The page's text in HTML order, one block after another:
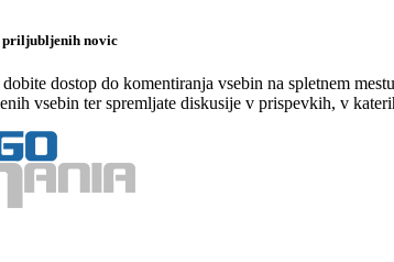
priljubljenih novic
dostop do komentiranja vsebin na spletnem
vsebin ter spremljate diskusije v prispevkih, v